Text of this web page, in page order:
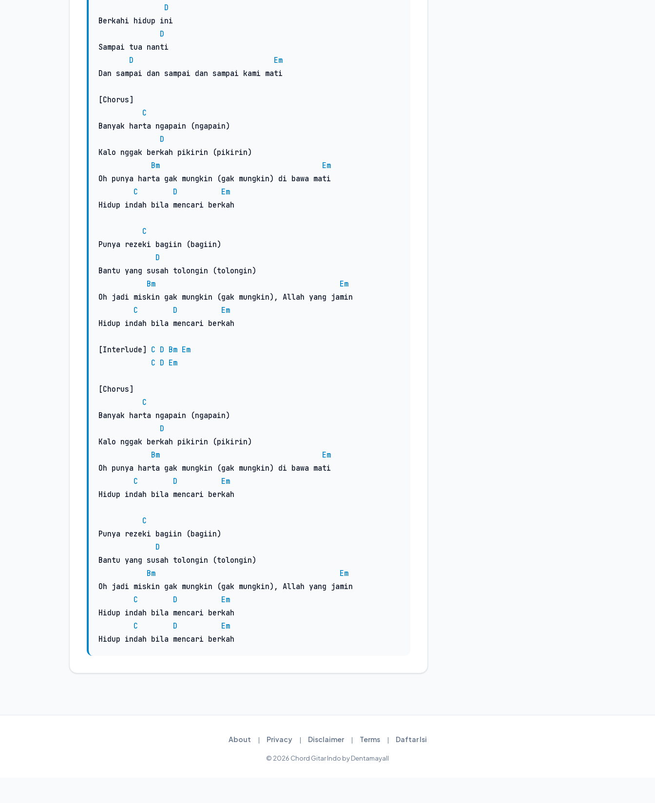
D
Berkahi hidup ini
D
Sampai tua nanti
D
Em
Dan sampai dan sampai dan sampai kami mati
[Chorus]
C
Banyak harta ngapain (ngapain)
D
Kalo nggak berkah pikirin (pikirin)
Bm
Em
Oh punya harta gak mungkin (gak mungkin) di bawa mati
C
D
Em
Hidup indah bila mencari berkah
C
Punya rezeki bagiin (bagiin)
D
Bantu yang susah tolongin (tolongin)
Bm
Em
Oh jadi miskin gak mungkin (gak mungkin), Allah yang jamin
C
D
Em
Hidup indah bila mencari berkah
[Interlude] C D Bm Em
C D Em
[Chorus]
C
Banyak harta ngapain (ngapain)
D
Kalo nggak berkah pikirin (pikirin)
Bm
Em
Oh punya harta gak mungkin (gak mungkin) di bawa mati
C
D
Em
Hidup indah bila mencari berkah
C
Punya rezeki bagiin (bagiin)
D
Bantu yang susah tolongin (tolongin)
Bm
Em
Oh jadi miskin gak mungkin (gak mungkin), Allah yang jamin
C
D
Em
Hidup indah bila mencari berkah
C
D
Em
Hidup indah bila mencari berkah
About | Privacy | Disclaimer | Terms | Daftar Isi
© 2026 Chord Gitar Indo by Dentamayall